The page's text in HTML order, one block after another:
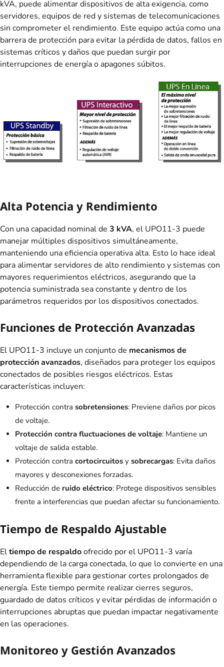
kVA, puede alimentar dispositivos de alta exigencia, como
servidores, equipos de red y sistemas de telecomunicaciones
sin comprometer el rendimiento. Este equipo actúa como una
barrera de protección para evitar la pérdida de datos, fallos en
sistemas críticos y daños que puedan surgir por
interrupciones de energía o apagones súbitos.
Alta Potencia y Rendimiento
Con una capacidad nominal de 3 kVA, el UPO11-3 puede
manejar múltiples dispositivos simultáneamente,
manteniendo una eficiencia operativa alta. Esto lo hace ideal
para alimentar servidores de alto rendimiento y sistemas con
mayores requerimientos eléctricos, asegurando que la
potencia suministrada sea constante y dentro de los
parámetros requeridos por los dispositivos conectados.
Funciones de Protección Avanzadas
El UPO11-3 incluye un conjunto de mecanismos de
protección avanzados, diseñados para proteger los equipos
conectados de posibles riesgos eléctricos. Estas
características incluyen:
Protección contra sobretensiones: Previene daños por picos
de voltaje.
Protección contra fluctuaciones de voltaje: Mantiene un
voltaje de salida estable.
Protección contra cortocircuitos y sobrecargas: Evita daños
mayores y desconexiones forzadas.
Reducción de ruido eléctrico: Protege dispositivos sensibles
frente a interferencias que puedan afectar su funcionamiento.
Tiempo de Respaldo Ajustable
Eltiempo de respaldoofrecido por el UPO11-3 varía
dependiendo de la carga conectada, lo que lo convierte en una
herramienta flexible para gestionar cortes prolongados de
energía. Este tiempo permite realizar cierres seguros,
guardado de datos críticos y evitar pérdidas de información o
interrupciones abruptas que puedan impactar negativamente
en las operaciones.
Monitoreo y Gestión Avanzados